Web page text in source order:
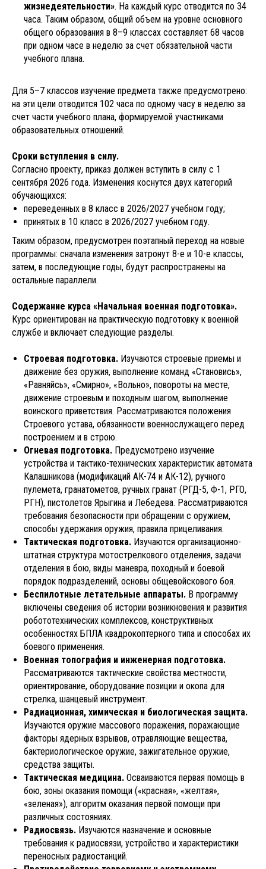
жизнедеятельности». На каждый курс отводится по 34
часа. Таким образом, общий объем на уровне основного
общего образования в 8–9 классах составляет 68 часов
при одном часе в неделю за счет обязательной части
учебного плана.
Для 5–7 классов изучение предмета также предусмотрено:
на эти цели отводится 102 часа по одному часу в неделю за
счет части учебного плана, формируемой участниками
образовательных отношений.
Сроки вступления в силу.
Согласно проекту, приказ должен вступить в силу с 1
сентября 2026 года. Изменения коснутся двух категорий
обучающихся:
переведенных в 8 класс в 2026/2027 учебном году;
принятых в 10 класс в 2026/2027 учебном году.
Таким образом, предусмотрен поэтапный переход на новые
программы: сначала изменения затронут 8-е и 10-е классы,
затем, в последующие годы, будут распространены на
остальные параллели.
Содержание курса «Начальная военная подготовка».
Курс ориентирован на практическую подготовку к военной
службе и включает следующие разделы.
Строевая подготовка. Изучаются строевые приемы и
движение без оружия, выполнение команд «Становись»,
«Равняйсь», «Смирно», «Вольно», повороты на месте,
движение строевым и походным шагом, выполнение
воинского приветствия. Рассматриваются положения
Строевого устава, обязанности военнослужащего перед
построением и в строю.
Огневая подготовка. Предусмотрено изучение
устройства и тактико-технических характеристик автомата
Калашникова (модификаций АК-74 и АК-12), ручного
пулемета, гранатометов, ручных гранат (РГД-5, Ф-1, РГО,
РГН), пистолетов Ярыгина и Лебедева. Рассматриваются
требования безопасности при обращении с оружием,
способы удержания оружия, правила прицеливания.
Тактическая подготовка. Изучаются организационно-
штатная структура мотострелкового отделения, задачи
отделения в бою, виды маневра, походный и боевой
порядок подразделений, основы общевойскового боя.
Беспилотные летательные аппараты. В программу
включены сведения об истории возникновения и развития
робототехнических комплексов, конструктивных
особенностях БПЛА квадрокоптерного типа и способах их
боевого применения.
Военная топография и инженерная подготовка.
Рассматриваются тактические свойства местности,
ориентирование, оборудование позиции и окопа для
стрелка, шанцевый инструмент.
Радиационная, химическая и биологическая защита.
Изучаются оружие массового поражения, поражающие
факторы ядерных взрывов, отравляющие вещества,
бактериологическое оружие, зажигательное оружие,
средства защиты.
Тактическая медицина. Осваиваются первая помощь в
бою, зоны оказания помощи («красная», «желтая»,
«зеленая»), алгоритм оказания первой помощи при
различных состояниях.
Радиосвязь. Изучаются назначение и основные
требования к радиосвязи, устройство и характеристики
переносных радиостанций.